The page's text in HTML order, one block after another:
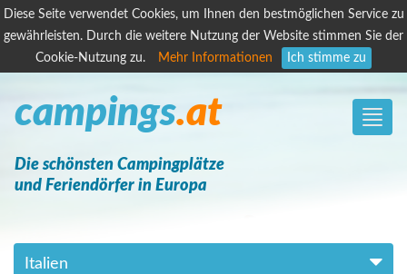
Diese Seite verwendet Cookies, um Ihnen den bestmöglichen Service zu
gewährleisten. Durch die weitere Nutzung der Website stimmen Sie der
Cookie-Nutzung zu.
Mehr Informationen Ich stimme zu
Toggle
campings.at
Die schönsten Campingplätze
und Feriendörfer in Europa
Italien